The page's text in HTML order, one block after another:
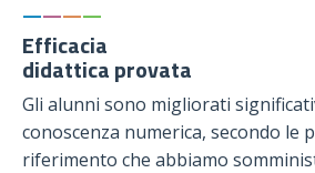
————
Efficacia
didattica provata
Gli alunni sono migliorati
conoscenza numerica, secondo le
riferimento che abbiamo